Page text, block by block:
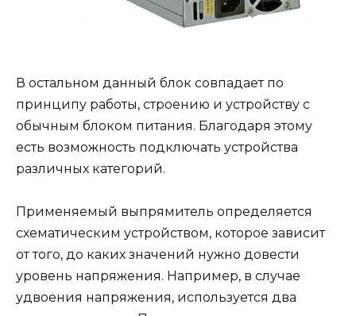
В остальном данный блок совпадает по
принципу работы, строению и устройству с
обычным блоком питания. Благодаря этому
есть возможность подключать устройства
различных категорий.
Применяемый выпрямитель определяется
схематическим устройством, которое зависит
от того, до каких значений нужно довести
уровень напряжения. Например, в случае
удвоения напряжения, используется два